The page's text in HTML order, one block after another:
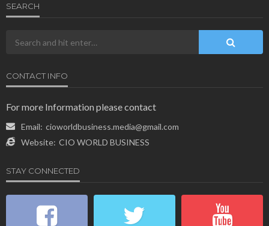
SEARCH
CONTACT INFO
For more Information please contact
Email: cioworldbusiness.media@gmail.com
Website: CIO WORLD BUSINESS
STAY CONNECTED